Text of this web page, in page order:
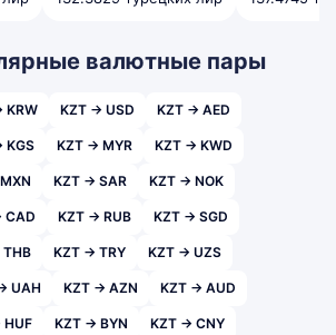
валютные пары
KRW KZT → USD KZT → AED
KGS KZT → MYR KZT → KWD
KZT → SAR KZT → NOK
CAD KZT → RUB KZT → SGD
KZT → TRY KZT → UZS
UAH KZT → AZN KZT → AUD
KZT → BYN KZT → CNY